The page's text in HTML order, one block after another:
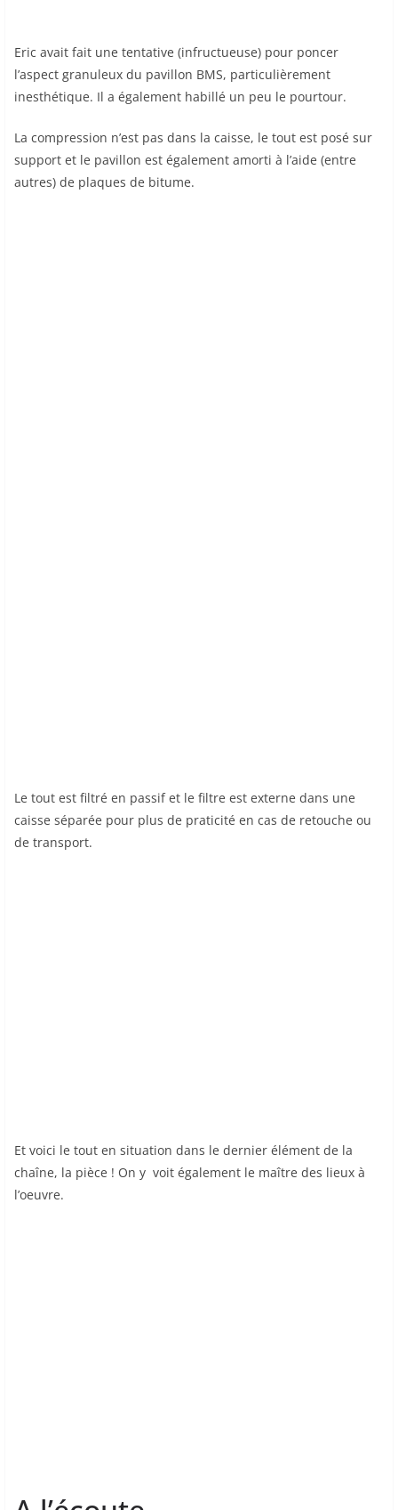
Eric avait fait une tentative (infructueuse) pour poncer
l’aspect granuleux du pavillon BMS, particulièrement
inesthétique. Il a également habillé un peu le pourtour.
La compression n’est pas dans la caisse, le tout est posé sur
support et le pavillon est également amorti à l’aide (entre
autres) de plaques de bitume.
Le tout est filtré en passif et le filtre est externe dans une
caisse séparée pour plus de praticité en cas de retouche ou
de transport.
Et voici le tout en situation dans le dernier élément de la
chaîne, la pièce ! On y voit également le maître des lieux à
l’oeuvre.